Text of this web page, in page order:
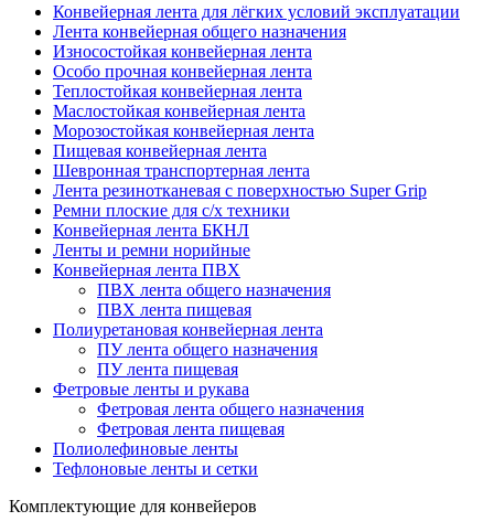
Конвейерная лента для лёгких условий эксплуатации
Лента конвейерная общего назначения
Износостойкая конвейерная лента
Особо прочная конвейерная лента
Теплостойкая конвейерная лента
Маслостойкая конвейерная лента
Морозостойкая конвейерная лента
Пищевая конвейерная лента
Шевронная транспортерная лента
Лента резинотканевая с поверхностью Super Grip
Ремни плоские для с/х техники
Конвейерная лента БКНЛ
Ленты и ремни норийные
Конвейерная лента ПВХ
ПВХ лента общего назначения
ПВХ лента пищевая
Полиуретановая конвейерная лента
ПУ лента общего назначения
ПУ лента пищевая
Фетровые ленты и рукава
Фетровая лента общего назначения
Фетровая лента пищевая
Полиолефиновые ленты
Тефлоновые ленты и сетки
Комплектующие для конвейеров